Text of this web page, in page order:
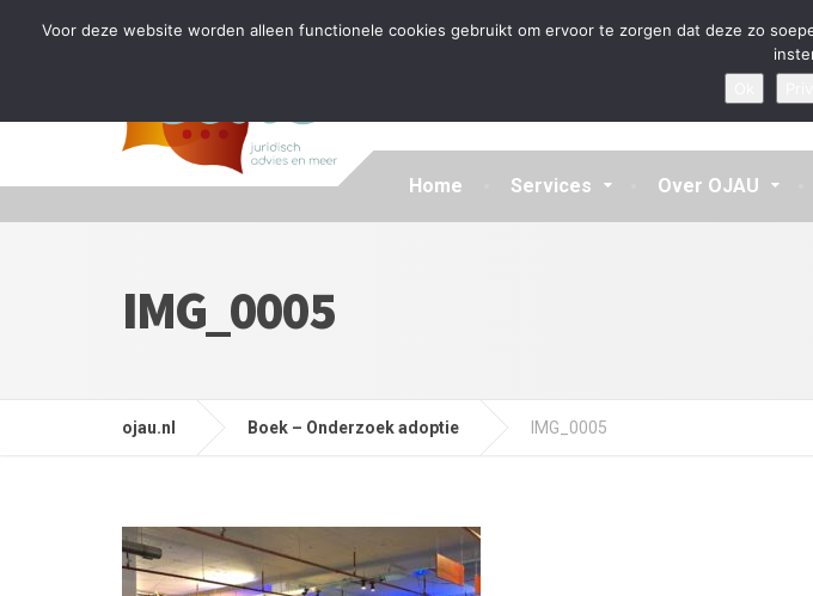
Tijdelijke stop: wegens drukte kan ik beperkt nieuwe zaken aannemen en vragen beantwoorden
Home Services Over OJAU
IMG_0005
ojau.nl Boek – Onderzoek adoptie IMG_0005
Voor deze website worden alleen functionele cookies gebruikt om ervoor te zorgen dat deze zo